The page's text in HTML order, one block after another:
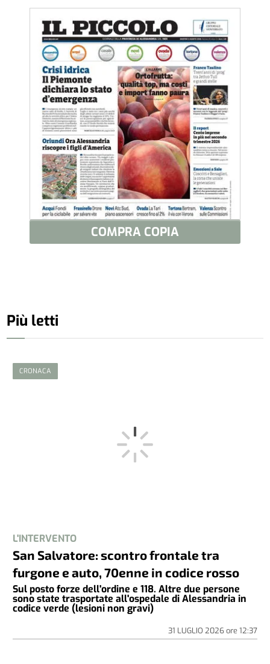
COMPRA COPIA
Più letti
CRONACA
L'INTERVENTO
San Salvatore: scontro frontale tra
furgone e auto, 70enne in codice rosso
Sul posto forze dell'ordine e 118. Altre due persone
sono state trasportate all'ospedale di Alessandria in
codice verde (lesioni non gravi)
31 LUGLIO 2026ore 12:37